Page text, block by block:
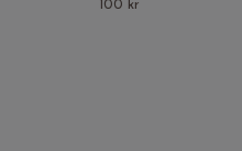
100 kr